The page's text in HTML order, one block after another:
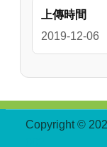
上傳時間
2019-12-06
Copyright ©